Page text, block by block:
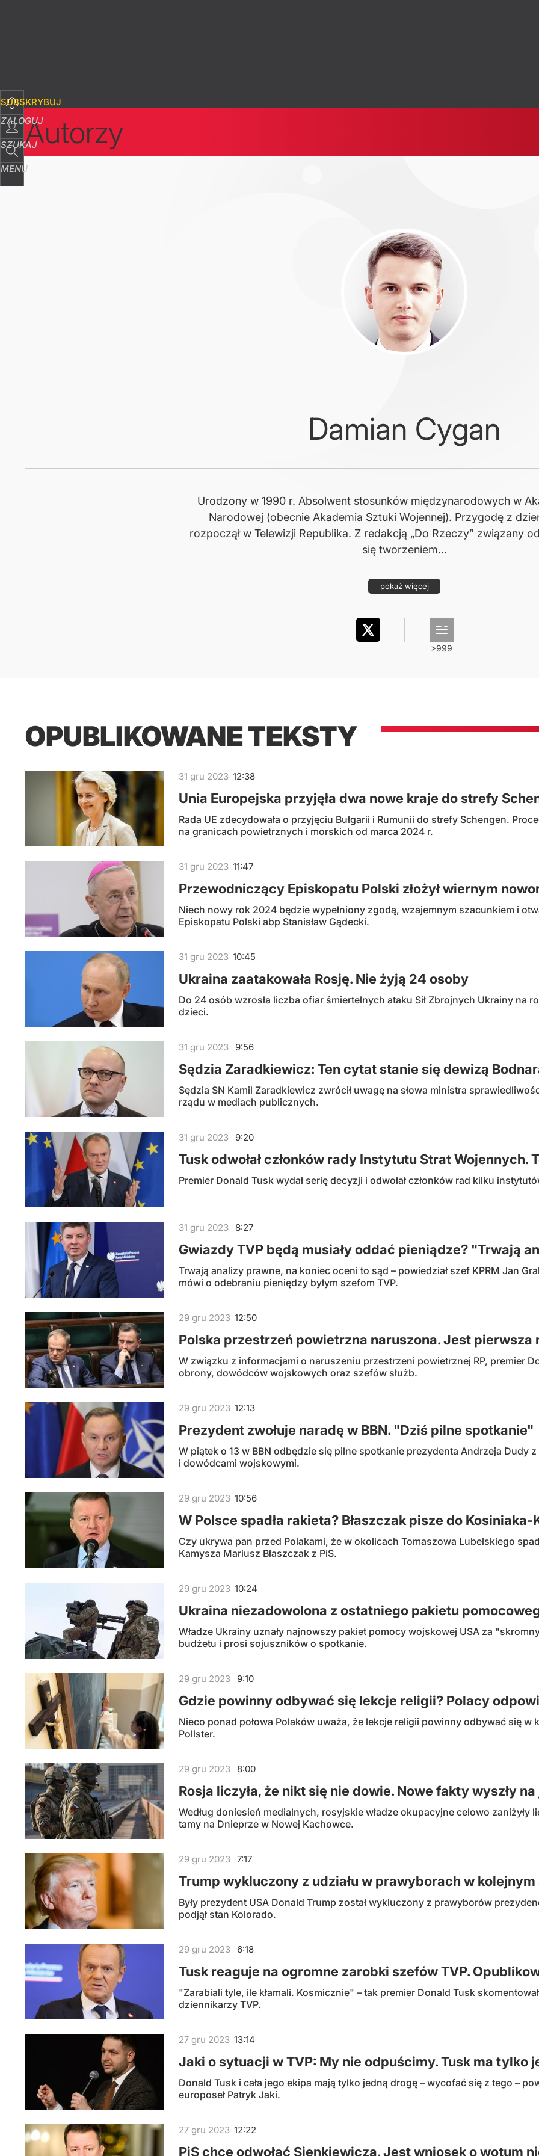
SUBSKRYBUJ
ZALOGUJ
SZUKAJ
MENU
Autorzy
Damian Cygan
Urodzony w 1990 r. Absolwent stosunków międzynarodowych w
Narodowej (obecnie Akademia Sztuki Wojennej). Przygodę z
rozpoczął w Telewizji Republika. Z redakcją „Do Rzeczy” związany
się tworzeniem...
pokaż więcej
OPUBLIKOWANE TEKSTY
Unia Europejska przyjęła dwa nowe kraje do strefy
Rada UE zdecydowała o przyjęciu Bułgarii i Rumunii do strefy Schengen.
na granicach powietrznych i morskich od marca 2024 r.
31 gru 2023 12:38
Przewodniczący Episkopatu Polski złożył wiernym
Niech nowy rok 2024 będzie wypełniony zgodą, wzajemnym szacunkiem i
Episkopatu Polski abp Stanisław Gądecki.
31 gru 2023 11:47
Ukraina zaatakowała Rosję. Nie żyją 24 osoby
Do 24 osób wzrosła liczba ofiar śmiertelnych ataku Sił Zbrojnych Ukrainy na
dzieci.
31 gru 2023 10:45
Sędzia Zaradkiewicz: Ten cytat stanie się dewizą
Sędzia SN Kamil Zaradkiewicz zwrócił uwagę na słowa ministra
rządu w mediach publicznych.
31 gru 2023 9:56
Tusk odwołał członków rady Instytutu Strat Wojennych.
Premier Donald Tusk wydał serię decyzji i odwołał członków rad kilku
31 gru 2023 9:20
Gwiazdy TVP będą musiały oddać pieniądze? "Trwają
Trwają analizy prawne, na koniec oceni to sąd – powiedział szef KPRM Jan
mówi o odebraniu pieniędzy byłym szefom TVP.
31 gru 2023 8:27
Polska przestrzeń powietrzna naruszona. Jest pierwsza
W związku z informacjami o naruszeniu przestrzeni powietrznej RP, premier
obrony, dowódców wojskowych oraz szefów służb.
29 gru 2023 12:50
Prezydent zwołuje naradę w BBN. "Dziś pilne spotkanie"
W piątek o 13 w BBN odbędzie się pilne spotkanie prezydenta Andrzeja Dudy
i dowódcami wojskowymi.
29 gru 2023 12:13
W Polsce spadła rakieta? Błaszczak pisze do Kosiniaka-
Czy ukrywa pan przed Polakami, że w okolicach Tomaszowa Lubelskiego
Kamysza Mariusz Błaszczak z PiS.
29 gru 2023 10:56
Ukraina niezadowolona z ostatniego pakietu
Władze Ukrainy uznały najnowszy pakiet pomocy wojskowej USA za
budżetu i prosi sojuszników o spotkanie.
29 gru 2023 10:24
Gdzie powinny odbywać się lekcje religii? Polacy
Nieco ponad połowa Polaków uważa, że lekcje religii powinny odbywać się w
Pollster.
29 gru 2023 9:10
Rosja liczyła, że nikt się nie dowie. Nowe fakty wyszły
Według doniesień medialnych, rosyjskie władze okupacyjne celowo
tamy na Dnieprze w Nowej Kachowce.
29 gru 2023 8:00
Trump wykluczony z udziału w prawyborach w
Były prezydent USA Donald Trump został wykluczony z prawyborów
podjął stan Kolorado.
29 gru 2023 7:17
Tusk reaguje na ogromne zarobki szefów TVP.
"Zarabiali tyle, ile kłamali. Kosmicznie" – tak premier Donald Tusk
dziennikarzy TVP.
29 gru 2023 6:18
Jaki o sytuacji w TVP: My nie odpuścimy. Tusk ma tylko
Donald Tusk i cała jego ekipa mają tylko jedną drogę – wycofać się z tego –
europoseł Patryk Jaki.
27 gru 2023 13:14
PiS chce odwołać Sienkiewicza. Jest wniosek o wotum
27 gru 2023 12:22